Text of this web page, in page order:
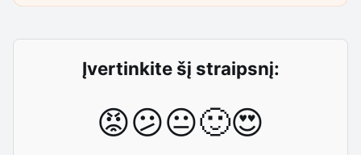
Įvertinkite šį straipsnį:
😡😕😐🙂😍